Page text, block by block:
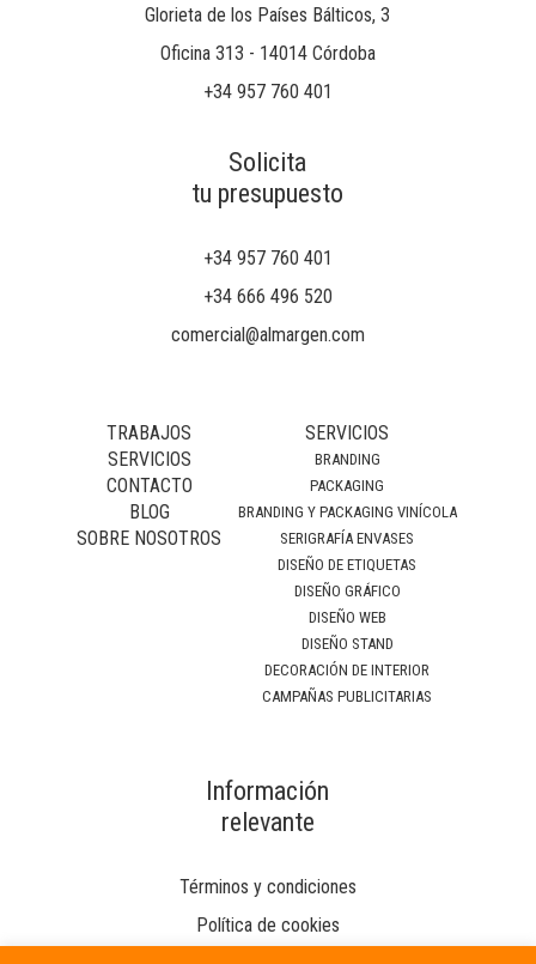
Glorieta de los Países Bálticos, 3
Oficina 313 - 14014 Córdoba
+34 957 760 401
Solicita
tu presupuesto
+34 957 760 401
+34 666 496 520
comercial@almargen.com
TRABAJOS
SERVICIOS
CONTACTO
BLOG
SOBRE NOSOTROS
SERVICIOS
BRANDING
PACKAGING
BRANDING Y PACKAGING VINÍCOLA
SERIGRAFÍA ENVASES
DISEÑO DE ETIQUETAS
DISEÑO GRÁFICO
DISEÑO WEB
DISEÑO STAND
DECORACIÓN DE INTERIOR
CAMPAÑAS PUBLICITARIAS
Información
relevante
Términos y condiciones
Política de cookies